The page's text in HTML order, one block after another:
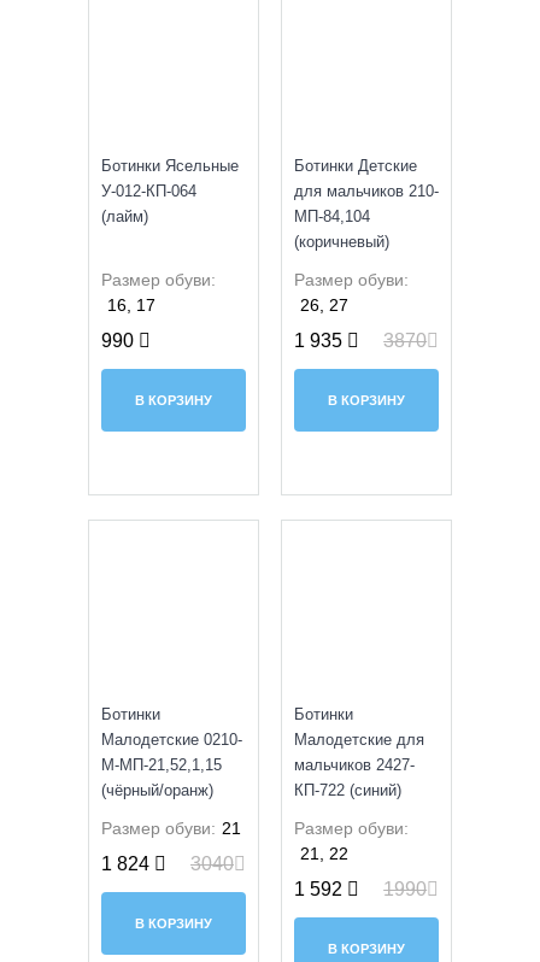
Ботинки Ясельные
У-012-КП-064
(лайм)
Размер обуви:
16, 17
990
В КОРЗИНУ
Ботинки Детские
для мальчиков 210-
МП-84,104
(коричневый)
Размер обуви:
26, 27
1 935 3870
В КОРЗИНУ
Ботинки
Малодетские 0210-
М-МП-21,52,1,15
(чёрный/оранж)
Размер обуви: 21
1 824 3040
В КОРЗИНУ
Ботинки
Малодетские для
мальчиков 2427-
КП-722 (синий)
Размер обуви:
21, 22
1 592 1990
В КОРЗИНУ